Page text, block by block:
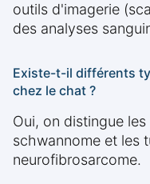
outils d'imagerie
des analyses
Existe-t-il différents
chez le chat ?
Oui, on distingue
schwannome et les
neurofibrosarcome.